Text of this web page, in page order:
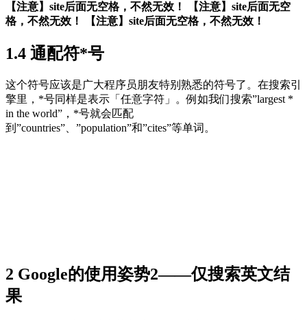
【注意】site后面无空格，不然无效！
【注意】site后面无空
格，不然无效！
【注意】site后面无空格，不然无效！
1.4 通配符*号
这个符号应该是广大程序员朋友特别熟悉的符号了。在搜索引
擎里，*号同样是表示「任意字符」。例如我们搜索”largest *
in the world”，*号就会匹配
到”countries”、”population”和”cites”等单词。
2 Google的使用姿势2——仅搜索英文结
果